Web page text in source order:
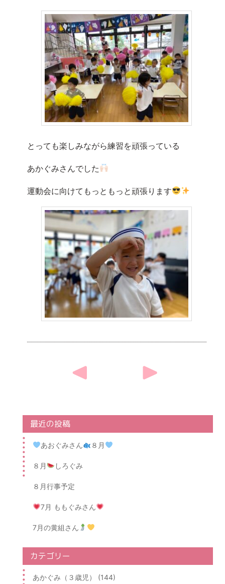
とっても楽しみながら練習を頑張っている
あかぐみさんでした
運動会に向けてもっともっと頑張ります
navigation
最近の投稿
あおぐみさん ８月
８月 しろぐみ
８月行事予定
7月 ももぐみさん
7月の黄組さん
カテゴリー
あかぐみ（３歳児） (144)